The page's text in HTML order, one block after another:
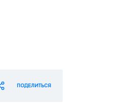
ПОДЕЛИТЬСЯ